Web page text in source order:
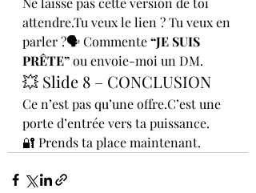
attendre.Tu veux le lien ? Tu veux en
parler ?🗣️ Commente “JE SUIS
PRÊTE” ou envoie-moi un DM.
💥 Slide 8 – CONCLUSION
Ce n’est pas qu’une offre.C’est une
porte d’entrée vers ta puissance.
🔐 Prends ta place maintenant.